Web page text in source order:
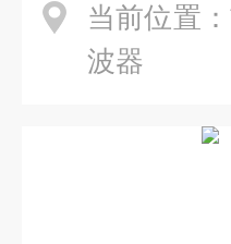
当前位置：
波器